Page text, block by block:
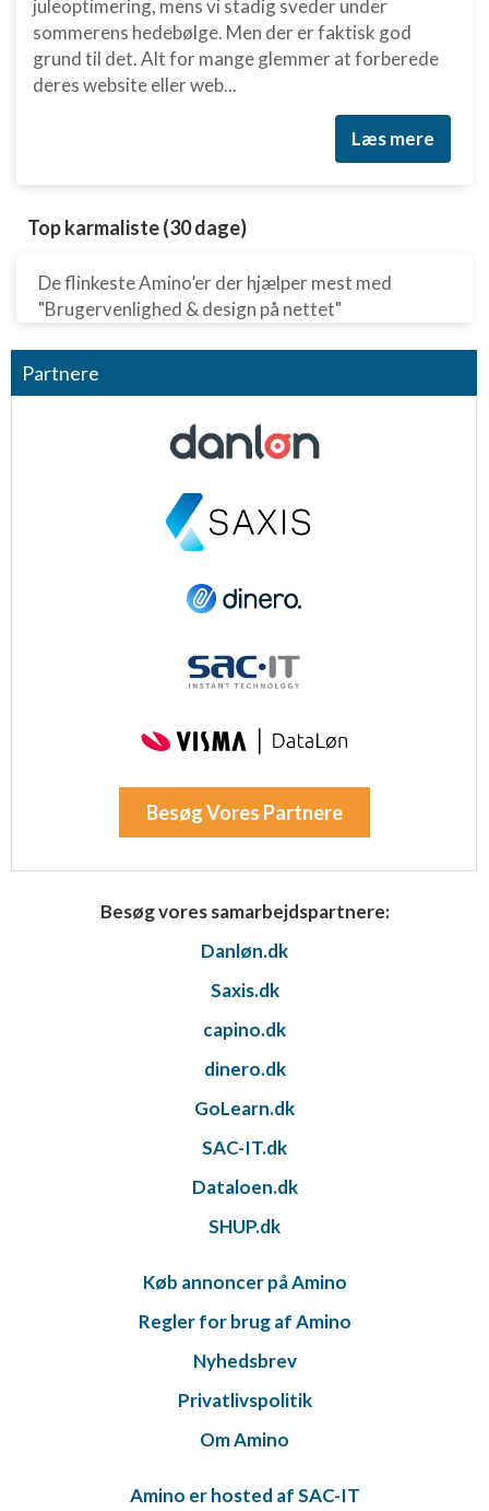
juleoptimering, mens vi stadig sveder under
sommerens hedebølge. Men der er faktisk god
grund til det. Alt for mange glemmer at forberede
deres website eller web...
Læs mere
Top karmaliste (30 dage)
De flinkeste Amino’er der hjælper mest med
"Brugervenlighed & design på nettet"
Partnere
Besøg Vores Partnere
Besøg vores samarbejdspartnere:
Danløn.dk
Saxis.dk
capino.dk
dinero.dk
GoLearn.dk
SAC-IT.dk
Dataloen.dk
SHUP.dk
Køb annoncer på Amino
Regler for brug af Amino
Nyhedsbrev
Privatlivspolitik
Om Amino
Amino er hosted af SAC-IT